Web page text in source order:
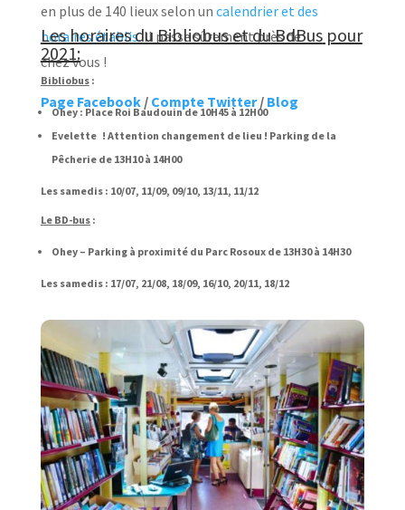
en plus de 140 lieux selon un calendrier et des
horaires établis. Il passe sûrement près de
chez vous !
Page Facebook/ Compte Twitter/ Blog
Les horaires du Bibliobus et du BdBuspour
2021:
Bibliobus:
Ohey : Place Roi Baudouin de 10H45 à 12H00
Evelette ! Attention changement de lieu ! Parking de la
Pêcherie de 13H10 à 14H00
Les samedis : 10/07, 11/09, 09/10, 13/11, 11/12
Le BD-bus:
Ohey – Parking à proximité du Parc Rosoux de 13H30 à 14H30
Les samedis : 17/07, 21/08, 18/09, 16/10, 20/11, 18/12